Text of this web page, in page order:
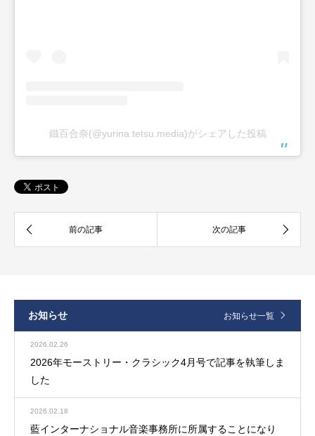
鐵百合奈(@yurina.tetsu.media)がシェアした投稿
お知らせ お知らせ一覧
2026.02.26
2026年モーストリー・クラシック4月号で記事を執筆しま
した
2026.02.18
藍インターナショナル音楽事務所に所属することになり